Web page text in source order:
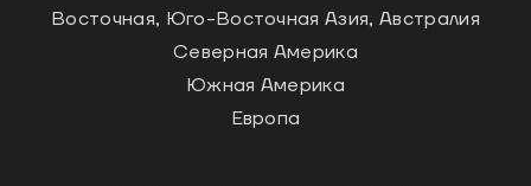
Восточная, Юго-Восточная Азия, Австралия
Северная Америка
Южная Америка
Европа